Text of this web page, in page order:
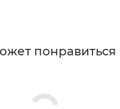
понравиться